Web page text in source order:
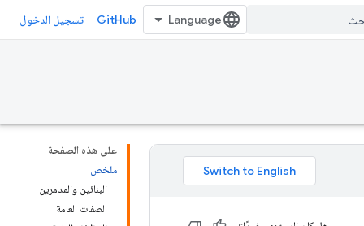
GitHub تسجيل الدخول
على هذه الصفحة
ملخص
البنائين والمدمرين
الصفات العامة